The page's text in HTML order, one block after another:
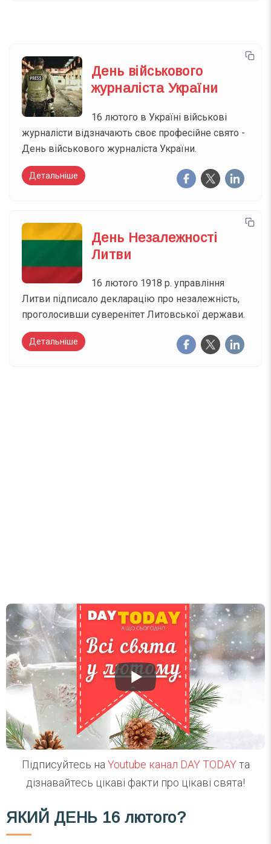
День військового
журналіста України
16 лютого в Україні військові
журналісти відзначають своє професійне свято -
День військового журналіста України.
Детальніше
День Незалежності
Литви
16 лютого 1918 р. управління
Литви підписало декларацію про незалежність,
проголосивши суверенітет Литовської держави.
Детальніше
Підписуйтесь на Youtube канал DAY TODAYта
дізнавайтесь цікаві факти про цікаві свята!
ЯКИЙ ДЕНЬ 16 лютого?